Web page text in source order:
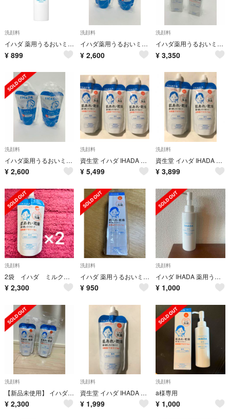
洗顔料
イハダ 薬用うるおいミルク洗顔料(140ml)
¥ 899
洗顔料
イハダ薬用うるおいミルク洗顔料 （レフィル） 120mlX2
¥ 2,600
洗顔料
イハダ薬用うるおいミルク洗顔料140mlX2.
¥ 3,350
洗顔料
イハダ薬用うるおいミルク洗顔料 （レフィル） 120mlX2 再出品対応
¥ 2,600
洗顔料
資生堂 イハダ IHADA 薬用うるおいミルク洗顔料 詰替 120mL×3
¥ 5,499
洗顔料
資生堂 イハダ IHADA 薬用うるおいミルク洗顔料 レフィル 詰替 120×2
¥ 3,899
洗顔料
2袋 イハダ ミルク洗顔
¥ 2,300
洗顔料
イハダ 薬用うるおいミルク洗顔料 140mL
¥ 950
洗顔料
イハダ IHADA 薬用うるおいミルク洗顔料
¥ 1,000
洗顔料
【新品未使用】 イハダ 薬用うるおいミルク洗顔料 2本セット
¥ 2,300
洗顔料
資生堂 イハダ IHADA 薬用うるおいミルク洗顔料 レフィル 詰替 120mL
¥ 1,999
洗顔料
a様専用
¥ 1,000